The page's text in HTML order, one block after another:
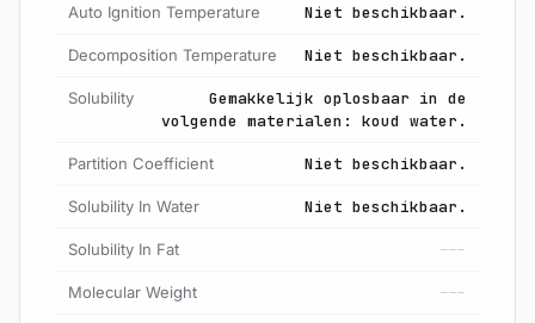
Auto Ignition Temperature Niet beschikbaar.
Decomposition Temperature Niet beschikbaar.
Solubility
Gemakkelijk oplosbaar in de
volgende materialen: koud water.
Partition Coefficient Niet beschikbaar.
Solubility In Water Niet beschikbaar.
Solubility In Fat ---
Molecular Weight ---